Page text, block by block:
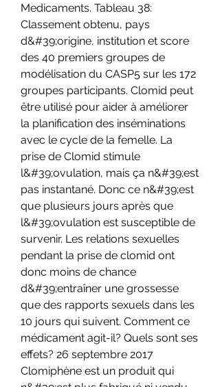
Medicaments. Tableau 38:
Classement obtenu, pays
d&#39;origine, institution et score
des 40 premiers groupes de
modélisation du CASP5 sur les 172
groupes participants. Clomid peut
être utilisé pour aider à améliorer
la planification des inséminations
avec le cycle de la femelle. La
prise de Clomid stimule
l&#39;ovulation, mais ça n&#39;est
pas instantané. Donc ce n&#39;est
que plusieurs jours après que
l&#39;ovulation est susceptible de
survenir. Les relations sexuelles
pendant la prise de clomid ont
donc moins de chance
d&#39;entraîner une grossesse
que des rapports sexuels dans les
10 jours qui suivent. Comment ce
médicament agit-il? Quels sont ses
effets? 26 septembre 2017
Clomiphène est un produit qui